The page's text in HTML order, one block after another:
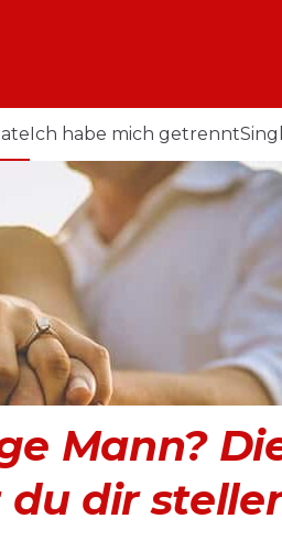
Ich habe mich getrennt
Mann?
dir